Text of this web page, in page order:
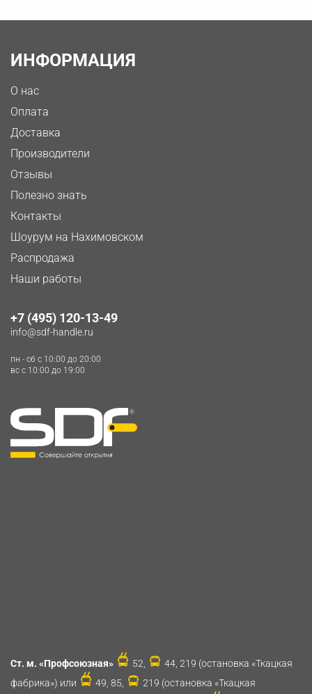
ИНФОРМАЦИЯ
О нас
Оплата
Доставка
Производители
Отзывы
Полезно знать
Контакты
Шоурум на Нахимовском
Распродажа
Наши работы
+7 (495) 120-13-49
info@sdf-handle.ru
пн - сб c 10:00 до 20:00
вс c 10:00 до 19:00
Ст. м. «Профсоюзная» 52,
44, 219 (остановка «Ткацкая
фабрика») или
49, 85, 219 (остановка «Ткацкая